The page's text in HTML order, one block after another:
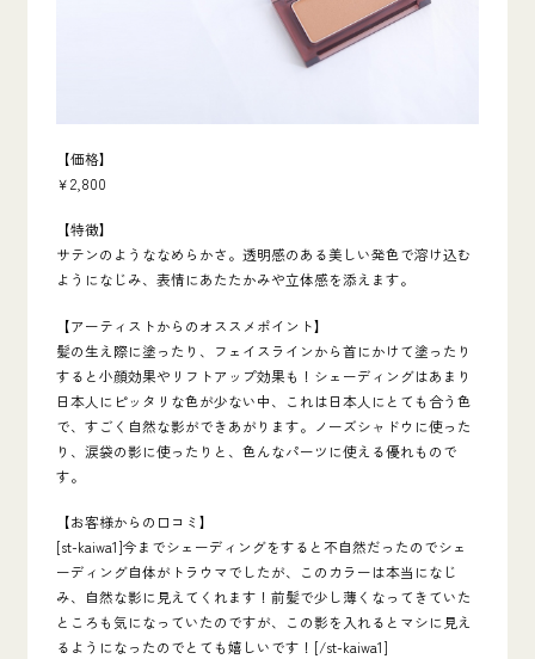
【価格】
￥2,800
【特徴】
サテンのようななめらかさ。透明感のある美しい発色で溶け込む
ようになじみ、表情にあたたかみや立体感を添えます。
【アーティストからのオススメポイント】
髪の生え際に塗ったり、フェイスラインから首にかけて塗ったり
すると小顔効果やリフトアップ効果も！シェーディングはあまり
日本人にピッタリな色が少ない中、これは日本人にとても合う色
で、すごく自然な影ができあがります。ノーズシャドウに使った
り、涙袋の影に使ったりと、色んなパーツに使える優れもので
す。
【お客様からの口コミ】
[st-kaiwa1]今までシェーディングをすると不自然だったのでシェ
ーディング自体がトラウマでしたが、このカラーは本当になじ
み、自然な影に見えてくれます！前髪で少し薄くなってきていた
ところも気になっていたのですが、この影を入れるとマシに見え
るようになったのでとても嬉しいです！[/st-kaiwa1]